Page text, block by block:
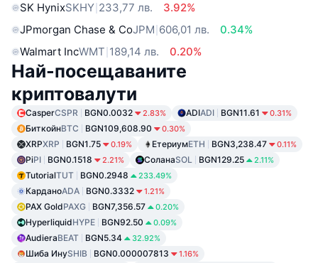
SK HynixSKHY 233,77 лв.
3.92%
JPmorgan Chase & CoJPM 606,01 лв.
0.34%
Walmart IncWMT 189,14 лв. 0.20%
Най-посещаваните
криптовалути
CasperCSPR BGN0.0032 2.83% ADIADI BGN11.61 0.31%
БиткойнBTC BGN109,608.90 0.30%
XRPXRP BGN1.75 0.19% ЕтериумETH BGN3,238.47 0.11%
PiPI BGN0.1518 2.21% СоланаSOL BGN129.25 2.11%
TutorialTUT BGN0.2948 233.49%
КарданоADA BGN0.3332 1.21%
PAX GoldPAXG BGN7,356.57 0.20%
HyperliquidHYPE BGN92.50 0.09%
AudieraBEAT BGN5.34 32.92%
Шиба ИнуSHIB BGN0.000007813 1.16%